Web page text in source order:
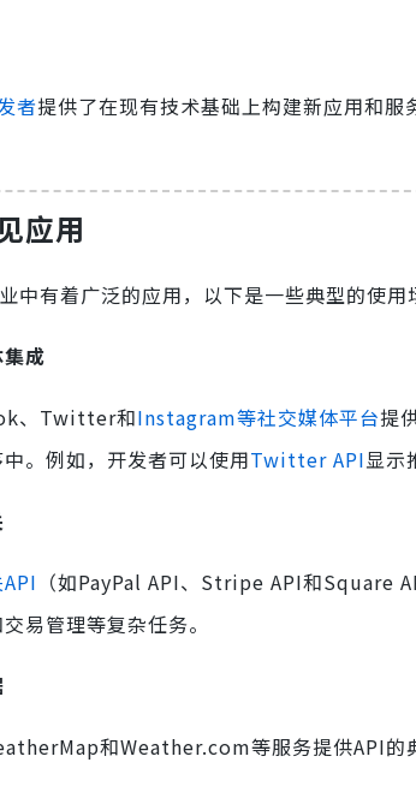
者提供了在现有技术基础上构建新应用和服
应用
中有着广泛的应用，以下是一些典型的使用
成
、Twitter和Instagram等社交媒体平台提
。例如，开发者可以使用Twitter API显示
（如PayPal API、Stripe API和Square
易管理等复杂任务。
和Weather.com等服务提供API的